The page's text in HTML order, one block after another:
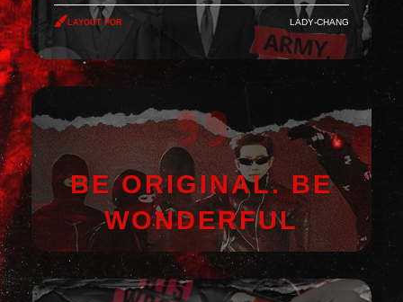
Layout por Lady-Chang
BE ORIGINAL. BE
WONDERFUL